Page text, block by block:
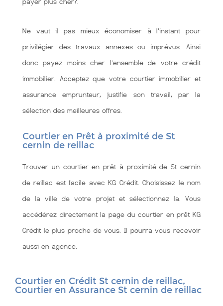
Ne vaut il pas mieux économiser à l'instant pour
privilégier des travaux annexes ou imprévus. Ainsi
donc payez moins cher l’ensemble de votre crédit
immobilier. Acceptez que votre courtier immobilier et
assurance emprunteur, justifie son travail, par la
sélection des meilleures offres.
Courtier en Prêt à proximité de St
cernin de reillac
Trouver un courtier en prêt à proximité de St cernin
de reillac est facile avec KG Crédit. Choisissez le nom
de la ville de votre projet et sélectionnez la. Vous
accédérez directement la page du courtier en prêt KG
Crédit le plus proche de vous. Il pourra vous recevoir
aussi en agence.
Courtier en Crédit St cernin de reillac,
Courtier en Assurance St cernin de reillac